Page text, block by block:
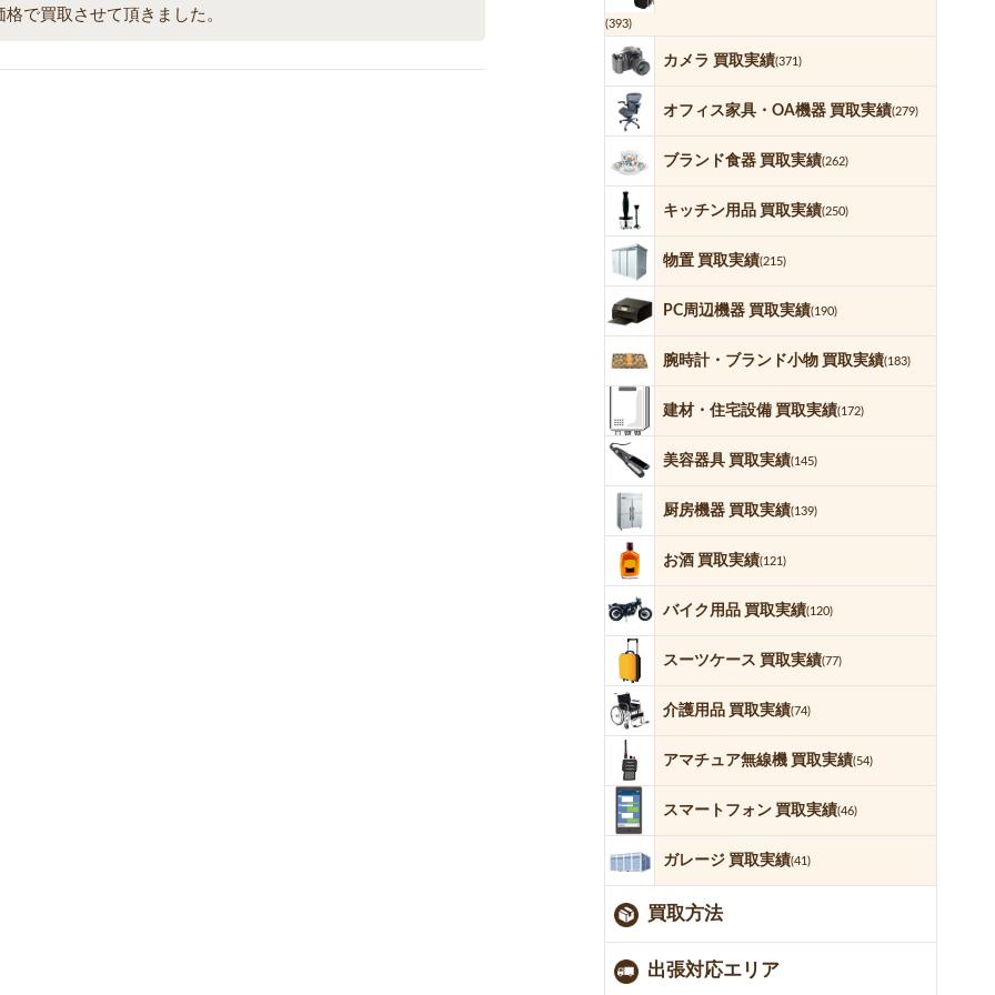
格で買取させて頂きました。
(393)
カメラ 買取実績(371)
オフィス家具・OA機器 買取実績(279)
ブランド食器 買取実績(262)
キッチン用品 買取実績(250)
物置 買取実績(215)
PC周辺機器 買取実績(190)
腕時計・ブランド小物 買取実績(183)
建材・住宅設備 買取実績(172)
美容器具 買取実績(145)
厨房機器 買取実績(139)
お酒 買取実績(121)
バイク用品 買取実績(120)
スーツケース 買取実績(77)
介護用品 買取実績(74)
アマチュア無線機 買取実績(54)
スマートフォン 買取実績(46)
ガレージ 買取実績(41)
買取方法
出張対応エリア